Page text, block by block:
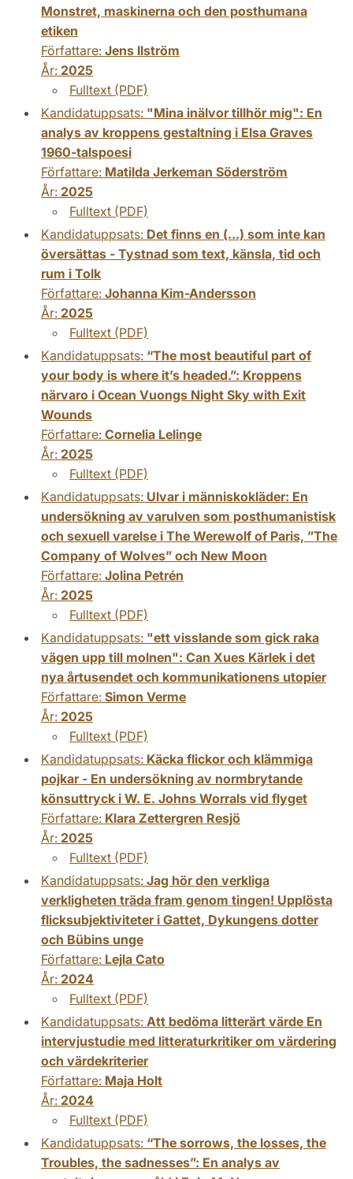
Monstret, maskinerna och den posthumana
etiken
Författare: Jens Ilström
År: 2025
Fulltext (PDF)
Kandidatuppsats: "Mina inälvor tillhör mig": En
analys av kroppens gestaltning i Elsa Graves
1960-talspoesi
Författare: Matilda Jerkeman Söderström
År: 2025
Fulltext (PDF)
Kandidatuppsats: Det finns en (...) som inte kan
översättas - Tystnad som text, känsla, tid och
rum i Tolk
Författare: Johanna Kim-Andersson
År: 2025
Fulltext (PDF)
Kandidatuppsats: “The most beautiful part of
your body is where it’s headed.”: Kroppens
närvaro i Ocean Vuongs Night Sky with Exit
Wounds
Författare: Cornelia Lelinge
År: 2025
Fulltext (PDF)
Kandidatuppsats: Ulvar i människokläder: En
undersökning av varulven som posthumanistisk
och sexuell varelse i The Werewolf of Paris, ”The
Company of Wolves” och New Moon
Författare: Jolina Petrén
År: 2025
Fulltext (PDF)
Kandidatuppsats: "ett visslande som gick raka
vägen upp till molnen": Can Xues Kärlek i det
nya årtusendet och kommunikationens utopier
Författare: Simon Verme
År: 2025
Fulltext (PDF)
Kandidatuppsats: Käcka flickor och klämmiga
pojkar - En undersökning av normbrytande
könsuttryck i W. E. Johns Worrals vid flyget
Författare: Klara Zettergren Resjö
År: 2025
Fulltext (PDF)
Kandidatuppsats: Jag hör den verkliga
verkligheten träda fram genom tingen! Upplösta
flicksubjektiviteter i Gattet, Dykungens dotter
och Bübins unge
Författare: Lejla Cato
År: 2024
Fulltext (PDF)
Kandidatuppsats: Att bedöma litterärt värde En
intervjustudie med litteraturkritiker om värdering
och värdekriterier
Författare: Maja Holt
År: 2024
Fulltext (PDF)
Kandidatuppsats: “The sorrows, the losses, the
Troubles, the sadnesses”: En analys av